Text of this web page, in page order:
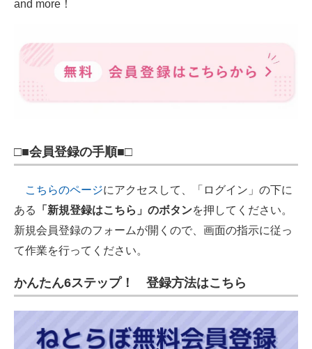
and more！
□■会員登録の手順■□
こちらのページにアクセスして、「ログイン」の下に
ある
「新規登録はこちら」のボタンを押してください。
新規会員登録のフォームが開くので、画面の指示に従っ
て作業を行ってください。
かんたん6ステップ！ 登録方法はこちら